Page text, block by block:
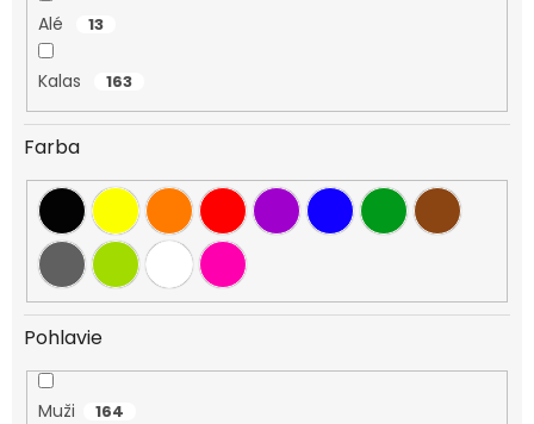
Alé 13
Kalas 163
Farba
Pohlavie
Muži 164